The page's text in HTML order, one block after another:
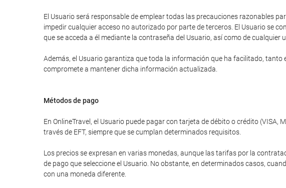
El Usuario será responsable de emplear todas las precauciones razonables
impedir cualquier acceso no autorizado por parte de terceros. El Usuario se
que se acceda a él mediante la contraseña del Usuario, así como de
Además, el Usuario garantiza que toda la información que ha facilitado, tanto
compromete a mantener dicha información actualizada.
Métodos de pago
En OnlineTravel, el Usuario puede pagar con tarjeta de débito o crédito (VISA,
través de EFT, siempre que se cumplan determinados requisitos.
Los precios se expresan en varias monedas, aunque las tarifas por la
de pago que seleccione el Usuario. No obstante, en determinados casos,
con una moneda diferente.